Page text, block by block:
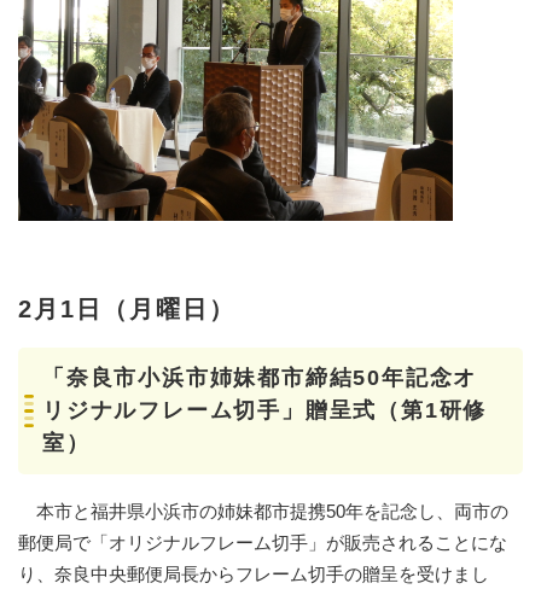
2月1日（月曜日）
「奈良市小浜市姉妹都市締結50年記念オ
リジナルフレーム切手」贈呈式（第1研修
室）
本市と福井県小浜市の姉妹都市提携50年を記念し、両市の
郵便局で「オリジナルフレーム切手」が販売されることにな
り、奈良中央郵便局長からフレーム切手の贈呈を受けまし